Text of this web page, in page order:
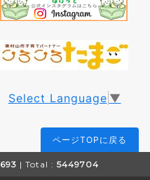
Select Language ▼
ページTOPに戻る
693 | Total : 5449704